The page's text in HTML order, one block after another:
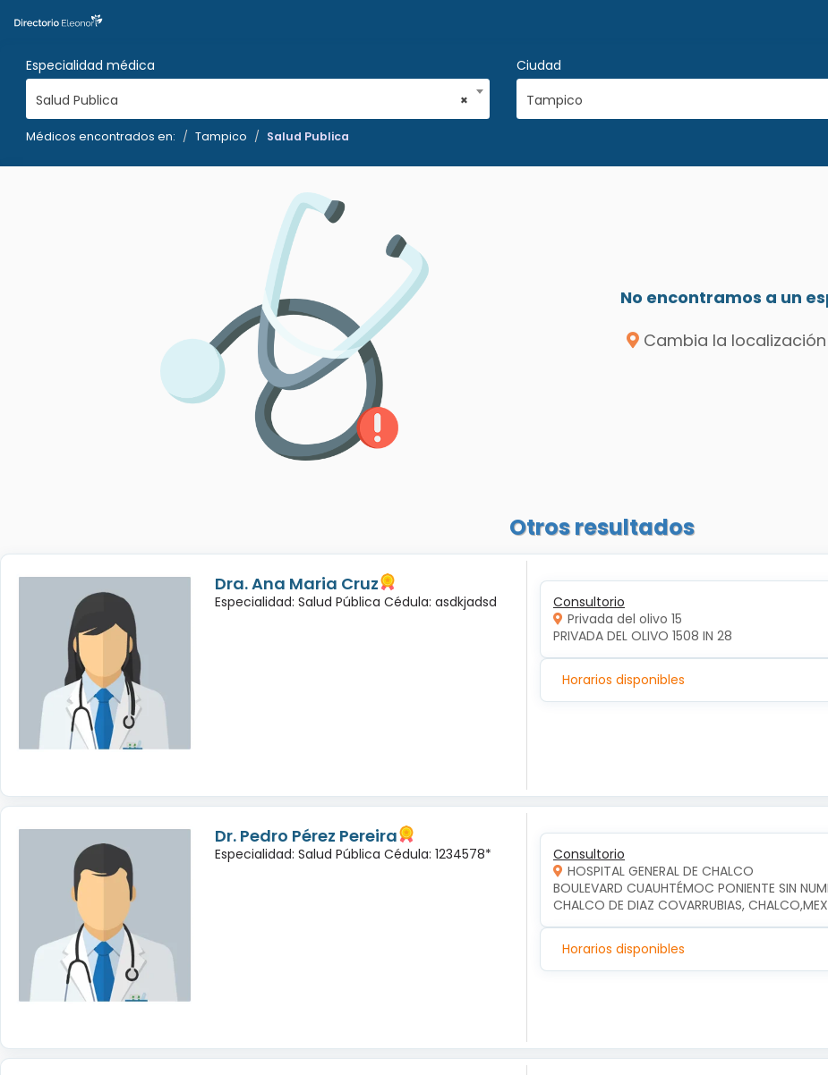
Especialidad médica
×
Salud Publica
Ciudad
Tampico
Médicos encontrados en: Tampico Salud Publica
No encontramos a un
Cambia la
Otros resultados
Dra. Ana Maria Cruz
Especialidad: Salud Pública Cédula: asdkjadsd
Consultorio
Privada del olivo 15
PRIVADA DEL OLIVO 1508 IN 28
Horarios disponibles
Dr. Pedro Pérez Pereira
Especialidad: Salud Pública Cédula: 1234578*
Consultorio
HOSPITAL GENERAL DE CHALCO
BOULEVARD CUAUHTÉMOC PONIENTE SIN
CHALCO DE DIAZ COVARRUBIAS,
Horarios disponibles